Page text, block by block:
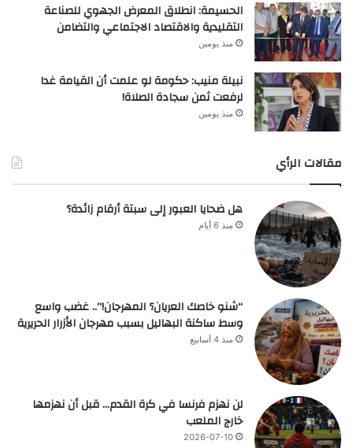
الحسيمة: انطلاق المعرض الجهوي للصناعة
التقليدية والاقتصاد الاجتماعي والتضامن
منذ يومين
نبيلة منيب: حكومة لو علمت أن القيامة غدا
لرفعت ثمن سجادة الصلاة!
منذ يومين
مقالات الرأي
هل ضحايا العبور إلى سبتة أرقام زائدة؟
منذ 6 أيام
“شنو خاصك العريان؟ المهرجان!”.. غضب واسع
وسط ساكنة البهاليل بسبب مهرجان الأزرار الحريرية
منذ 4 أسابيع
لن نهزم فرنسا في كرة القدم… قبل أن نهزمها
خارج الملعب
2026-07-10